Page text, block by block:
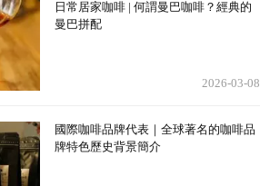
日常居家咖啡 | 何謂曼巴咖啡？經典的
曼巴拼配
2026-03-08
國際咖啡品牌代表｜全球著名的咖啡品
牌特色歷史背景簡介